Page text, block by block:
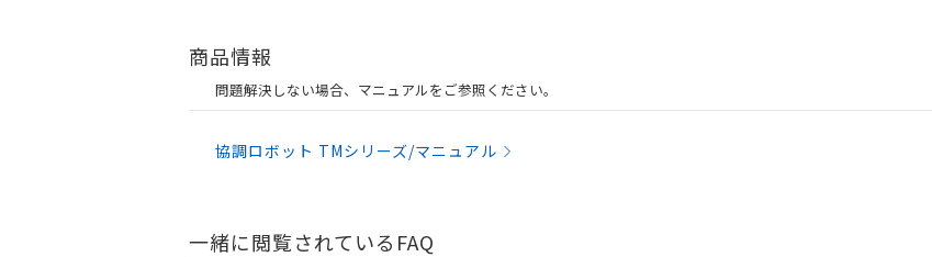
商品情報
問題解決しない場合、マニュアルをご参照ください。
協調ロボット TMシリーズ/マニュアル
一緒に閲覧されているFAQ